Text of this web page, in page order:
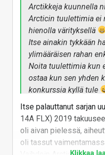
Arctikkeja kuunnella
Arcticin tuulettimia ei
hienolla värityksellä
Itse ainakin tykkään
ylimääräisen rahan
Noita tuulettimia kun
ostaa kun sen yhden
konkurssia kyllä tule
Itse palauttanut sarjan
14A FLX) 2019
oli aivan pielessä,
oli tassut
Klikkaa